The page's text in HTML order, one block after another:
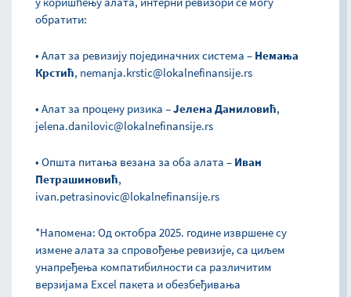
обратити:
• Алат за ревизију појединачних система – Немања
Крстић, nemanja.krstic@lokalnefinansije.rs
• Алат за процену ризика –Јелена Даниловић,
jelena.danilovic@lokalnefinansije.rs
• Општа питања везана за оба алата – Иван
Петрашиновић,
ivan.petrasinovic@lokalnefinansije.rs
*Напомена: Од октобра 2025. године извршене су
измене алата за спровођење ревизије, са циљем
унапређења компатибилности са различитим
верзијама Excel пакета и обезбеђивања